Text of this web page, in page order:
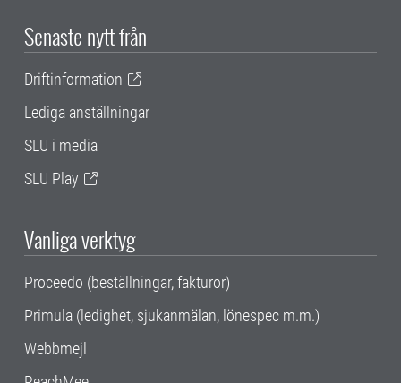
Senaste nytt från
Driftinformation
Lediga anställningar
SLU i media
SLU Play
Vanliga verktyg
Proceedo (beställningar, fakturor)
Primula (ledighet, sjukanmälan, lönespec m.m.)
Webbmejl